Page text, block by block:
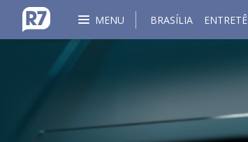
MENU BRASÍLIA ENTRETÊ